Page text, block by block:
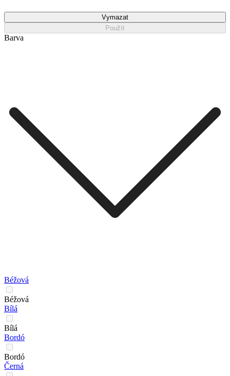
Vymazat
Použít
Barva
Béžová
Béžová
Bílá
Bílá
Bordó
Bordó
Černá